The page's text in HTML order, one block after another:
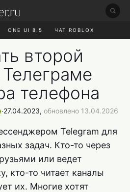
ONE UI 8.5 ЧАТ ROBLOX
второй
Телеграме
телефона
∙27.04.2023, обновлено 13.04.2026
Telegram для
задач. Кто-то через
или ведет
кто-то читает каналы
их. Многие хотят